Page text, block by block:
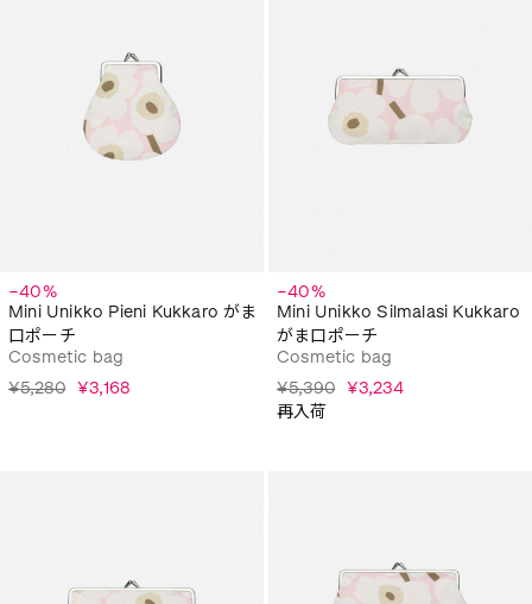
−40%
Mini Unikko Pieni Kukkaro がま
口ポーチ
Cosmetic bag
¥5,280 ¥3,168
−40%
Mini Unikko Silmalasi Kukkaro
がま口ポーチ
Cosmetic bag
¥5,390 ¥3,234
再入荷